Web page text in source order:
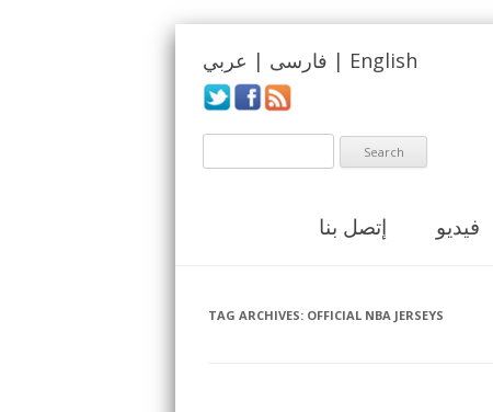
فارسی | عربي | English
إتصل بنا فيديو
TAG ARCHIVES: OFFICIAL NBA JERSEYS